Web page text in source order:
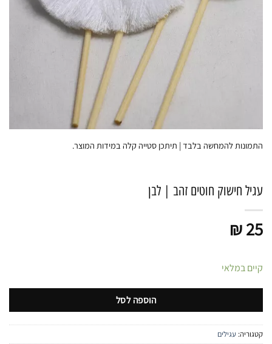
התמונות להמחשה בלבד | תיתכן סטייה קלה במידות המוצר.
עגיל חישוק חוטים זהב | לבן
₪25
קיים במלאי
הוספה לסל
קטגוריה: עגילים